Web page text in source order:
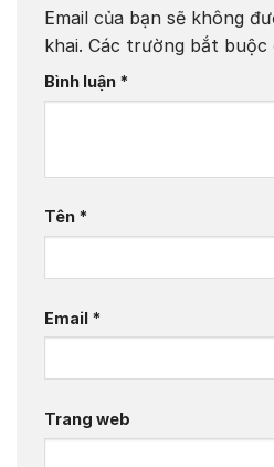
Email của bạn sẽ không
khai. Các trường bắt buộc
Bình luận *
Tên *
Email *
Trang web